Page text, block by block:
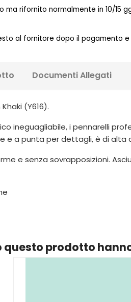
ma rifornito normalmente in 10/15
al fornitore dopo il pagamento
Documenti Allegati
(Y616).
ineguagliabile, i pennarelli
e a punta per dettagli, è di
e senza sovrapposizioni.
prodotto